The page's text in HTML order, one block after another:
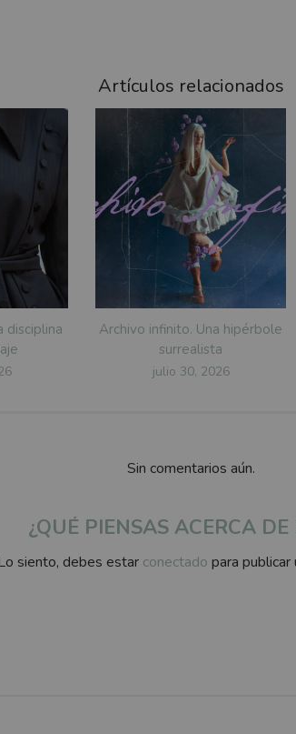
Artículos relacionados
disciplina
Archivo infinito. Una hipérbole
surrealista
Posted
julio 30, 2026
Sin comentarios aún.
¿QUÉ PIENSAS ACERCA DE
siento, debes estar conectado para publicar